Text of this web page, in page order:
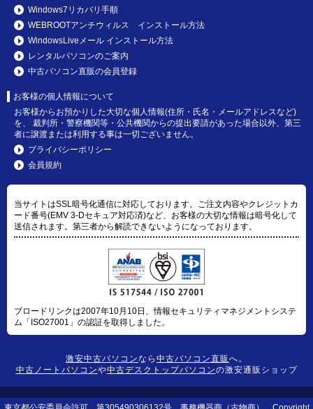
Windows7リカバリ手順
WEBROOTアンチウィルス インストール方法
WindowsLiveメール インストール方法
レンタルパソコンのご案内
中古パソコン直販の会員登録
お客様の個人情報について
お客様からお預かりした大切な個人情報(住所・氏名・メールアドレスなど)
を、 裁判所・警察機関等・公共機関からの提出要請があった場合以外、第三
者に譲渡または利用する事は一切ございません。
プライバシーポリシー
会員規約
当サイトはSSL暗号化通信に対応しております。ご注文内容やクレジットカ
ード番号(EMV 3-Dセキュア対応済)など、お客様の大切な情報は暗号化して
送信されます。第三者から解読できないようになっております。
ブロードリンクは2007年10月10日、情報セキュリティマネジメントシステ
ム「ISO27001」の認証を取得しました。
激安中古パソコンなら 中古パソコン直販へ。
中古ノートパソコンや中古デスクトップパソコンの激安通販ショップ